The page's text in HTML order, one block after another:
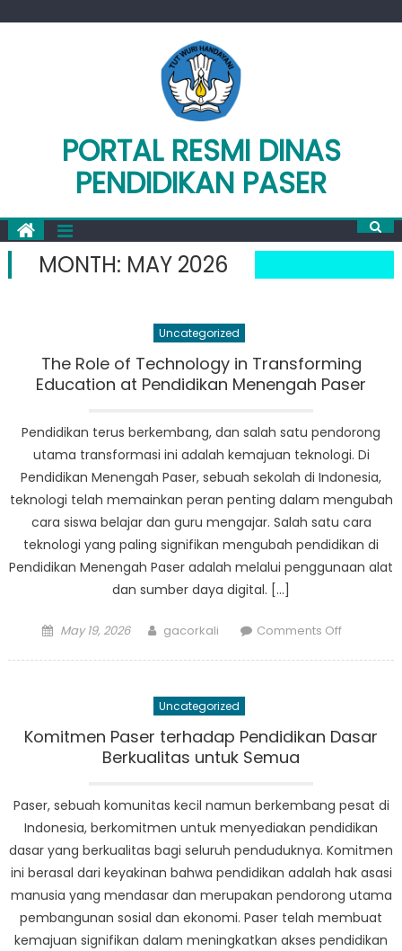
PORTAL RESMI DINAS
PENDIDIKAN PASER
MONTH: MAY 2026
Uncategorized
The Role of Technology in Transforming
Education at Pendidikan Menengah Paser
Pendidikan terus berkembang, dan salah satu pendorong
utama transformasi ini adalah kemajuan teknologi. Di
Pendidikan Menengah Paser, sebuah sekolah di Indonesia,
teknologi telah memainkan peran penting dalam mengubah
cara siswa belajar dan guru mengajar. Salah satu cara
teknologi yang paling signifikan mengubah pendidikan di
Pendidikan Menengah Paser adalah melalui penggunaan alat
dan sumber daya digital. […]
Posted
May 19, 2026 Author
gacorkali Comments Offon
in
Paser
Uncategorized
Komitmen Paser terhadap Pendidikan Dasar
Berkualitas untuk Semua
Paser, sebuah komunitas kecil namun berkembang pesat di
Indonesia, berkomitmen untuk menyediakan pendidikan
dasar yang berkualitas bagi seluruh penduduknya. Komitmen
ini berasal dari keyakinan bahwa pendidikan adalah hak asasi
manusia yang mendasar dan merupakan pendorong utama
pembangunan sosial dan ekonomi. Paser telah membuat
kemajuan signifikan dalam meningkatkan akses pendidikan